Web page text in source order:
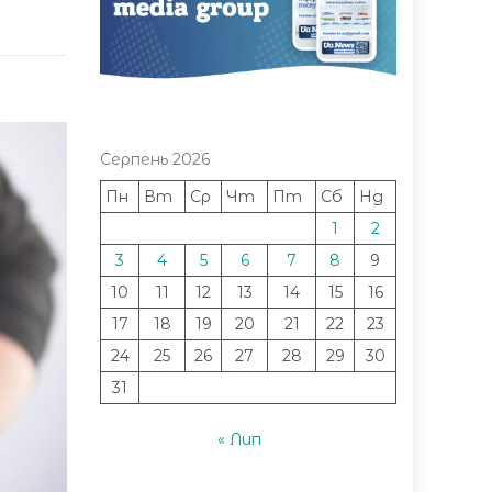
Серпень 2026
Пн
Вт Ср Чт Пт Сб
Нд
1
2
3
4 5 6 7 8
9
10
11 12 13 14 15
16
17
18 19 20 21 22
23
24
25 26 27 28 29
30
31
« Лип